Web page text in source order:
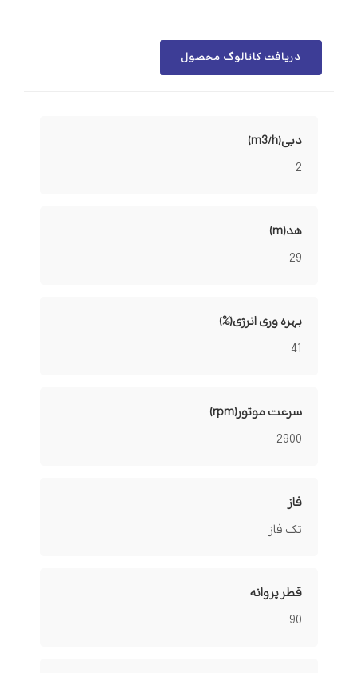
دریافت کاتالوگ محصول
دبی(m3/h)
2
هد(m)
29
بهره وری انرژی(%)
41
سرعت موتور(rpm)
2900
فاز
تک فاز
قطر پروانه
90